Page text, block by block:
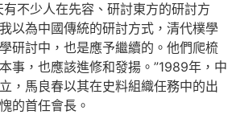
不少人在先容、研討東方的研討方
以為中國傳統的研討方式，清代樸學
研討中，也是應予繼續的。他們爬梳
事，也應該進修和發揚。”1989年，中
，馬良春以其在史料組織任務中的出
的首任會長。